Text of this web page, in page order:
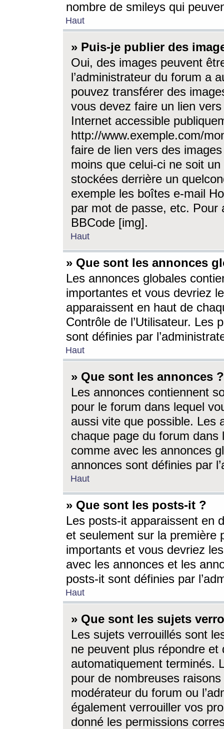
nombre de smileys qui
Haut
» Puis-je publier des
Oui, des images peuvent
l’administrateur du forum a
pouvez transférer des
vous devez faire un lien
Internet accessible
http://www.exemple.com/
faire de lien vers des
moins que celui-ci ne soit
stockées derrière un
exemple les boîtes e-mail
par mot de passe, etc. Pour
BBCode [img].
Haut
» Que sont les annonces
Les annonces globales
importantes et vous devriez
apparaissent en haut de
Contrôle de l’Utilisateur. Les
sont définies par
Haut
» Que sont les annonces ?
Les annonces contiennent
pour le forum dans lequel
aussi vite que possible. Les
chaque page du forum dans
comme avec les annonces
annonces sont définies par
Haut
» Que sont les posts-it ?
Les posts-it apparaissent en
et seulement sur la première
importants et vous devriez
avec les annonces et les
posts-it sont définies par
Haut
» Que sont les sujets
Les sujets verrouillés sont
ne peuvent plus répondre
automatiquement terminés.
pour de nombreuses
modérateur du forum ou
également verrouiller vos
donné les permissions